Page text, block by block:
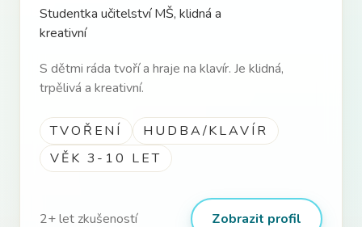
Studentka učitelství MŠ, klidná a
kreativní
S dětmi ráda tvoří a hraje na klavír. Je klidná,
trpělivá a kreativní.
TVOŘENÍ
HUDBA/KLAVÍR
VĚK 3-10 LET
2+ let zkušeností Zobrazit profil